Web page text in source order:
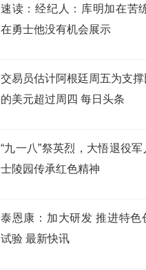
速读：经纪人：库明加在苦
在勇士他没有机会展示
交易员估计阿根廷周五为支撑
的美元超过周四 每日头条
“九一八”祭英烈，大悟退役
士陵园传承红色精神
泰恩康：加大研发 推进特色
试验 最新快讯